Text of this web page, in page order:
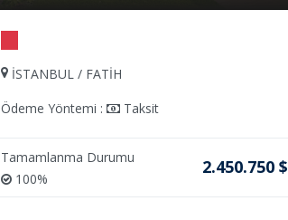
İSTANBUL / FATİH
Ödeme Yöntemi :
Taksit
Tamamlanma Durumu
100%
2.450.750 $